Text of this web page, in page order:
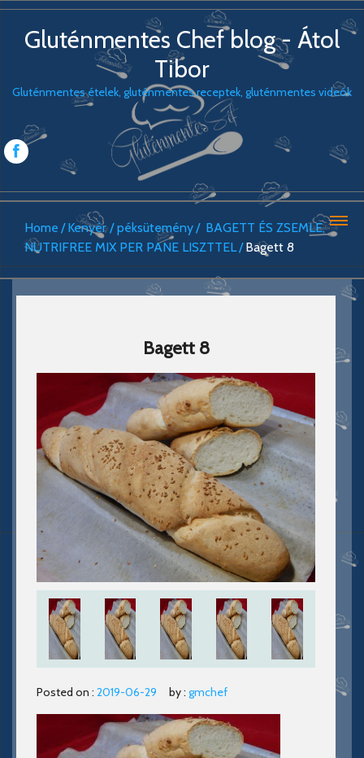
Gluténmentes Chef blog - Átol
Tibor
Gluténmentes ételek, gluténmentes receptek, gluténmentes videók
Home Kenyér / péksütemény
BAGETT ÉS ZSEMLE,
NUTRIFREE MIX PER PANE LISZTTEL
Bagett 8
Bagett 8
Posted on : 2019-06-29 by : gmchef